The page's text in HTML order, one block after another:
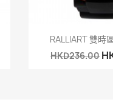
快
RALLIART 雙時
HKD236.00